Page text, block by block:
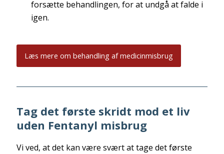
forsætte behandlingen, for at undgå at falde i
igen.
Læs mere om behandling af medicinmisbrug
Tag det første skridt mod et liv
uden Fentanyl misbrug
Vi ved, at det kan være svært at tage det første